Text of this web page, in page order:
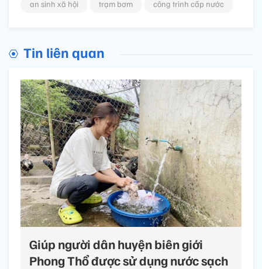
an sinh xã hội
trạm bơm công trình cấp nước
Tin liên quan
Giúp người dân huyện biên giới
Phong Thổ được sử dụng nước sạch